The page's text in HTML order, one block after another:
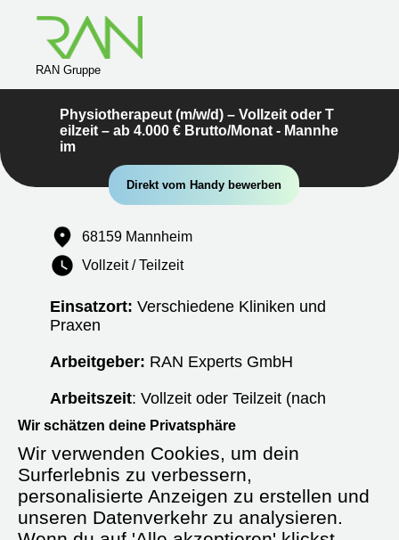
RAN Gruppe
Physiotherapeut (m/w/d) – Vollzeit oder T
eilzeit – ab 4.000 € Brutto/Monat - Mannhe
im
Direkt vom Handy bewerben
68159 Mannheim
Vollzeit / Teilzeit
Einsatzort: Verschiedene Kliniken und
Praxen
Arbeitgeber: RAN Experts GmbH
Arbeitszeit: Vollzeit oder Teilzeit (nach
Absprache)
Starttermin:Ab sofort oder nach
Vereinbarung
Anstellungsart: Unbefristet
Wir schätzen deine Privatsphäre
Wir verwenden Cookies, um dein
Surferlebnis zu verbessern,
personalisierte Anzeigen zu erstellen und
unseren Datenverkehr zu analysieren.